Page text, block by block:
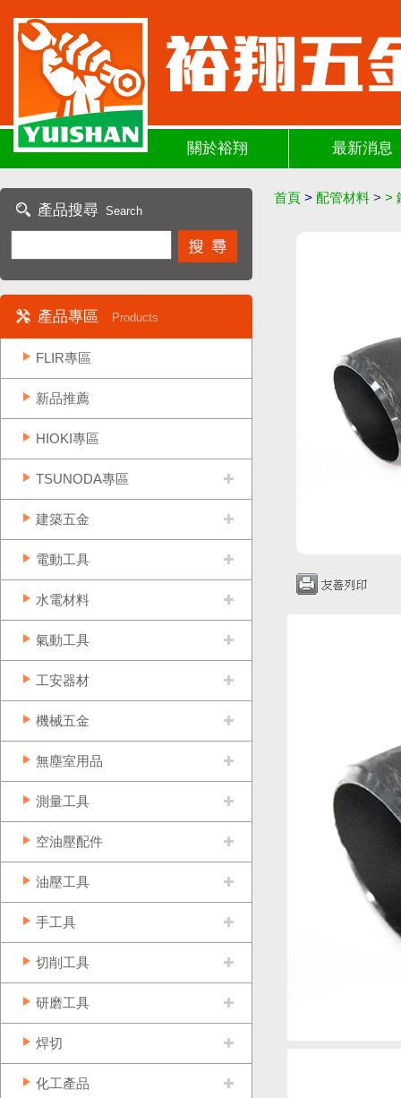
關於裕翔 最新消息
產品搜尋 Search
產品專區 Products
FLIR專區
新品推薦
HIOKI專區
TSUNODA專區
建築五金
電動工具
水電材料
氣動工具
工安器材
機械五金
無塵室用品
測量工具
空油壓配件
油壓工具
手工具
切削工具
研磨工具
焊切
化工產品
首頁 > 配管材料 > >